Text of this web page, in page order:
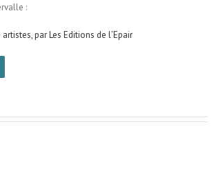
:
par Les Editions de l’Epair